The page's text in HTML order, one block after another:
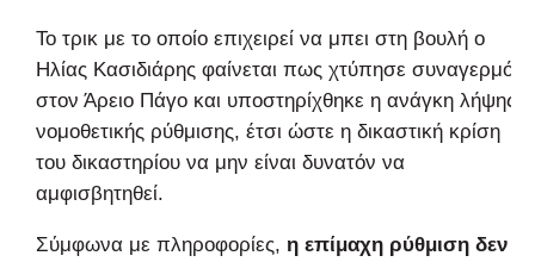
Το τρικ με το οποίο επιχειρεί να μπει στη βουλή ο
Ηλίας Κασιδιάρης φαίνεται πως χτύπησε συναγερμό
στον Άρειο Πάγο και υποστηρίχθηκε η ανάγκη λήψης
νομοθετικής ρύθμισης, έτσι ώστε η δικαστική κρίση
του δικαστηρίου να μην είναι δυνατόν να
αμφισβητηθεί.
Σύμφωνα με πληροφορίες, η επίμαχη ρύθμιση δεν